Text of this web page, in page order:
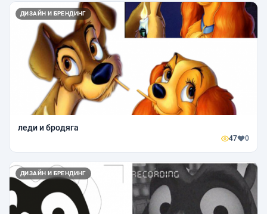
ДИЗАЙН И БРЕНДИНГ
леди и бродяга
47 0
ДИЗАЙН И БРЕНДИНГ